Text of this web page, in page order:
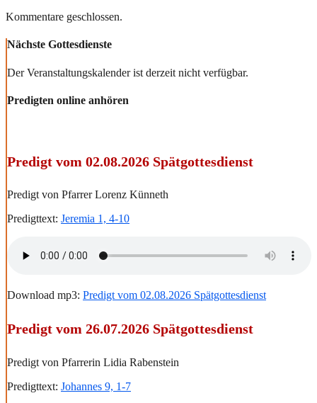
Kommentare geschlossen.
Nächste Gottesdienste
Der Veranstaltungskalender ist derzeit nicht verfügbar.
Predigten online anhören
Predigt vom 02.08.2026 Spätgottesdienst
Predigt von Pfarrer Lorenz Künneth
Predigttext: Jeremia 1, 4-10
Download mp3: Predigt vom 02.08.2026 Spätgottesdienst
Predigt vom 26.07.2026 Spätgottesdienst
Predigt von Pfarrerin Lidia Rabenstein
Predigttext: Johannes 9, 1-7